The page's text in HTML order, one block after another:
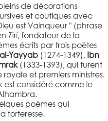
de décorations
et coufiques avec
est Vainqueur " (phrase
Zirí, fondateur de la
écrits par trois poètes
Yayyab(1274-1349), Ibn
(1333-1393), qui furent
et premiers ministres.
est considéré comme le
poèmes qui
forteresse.